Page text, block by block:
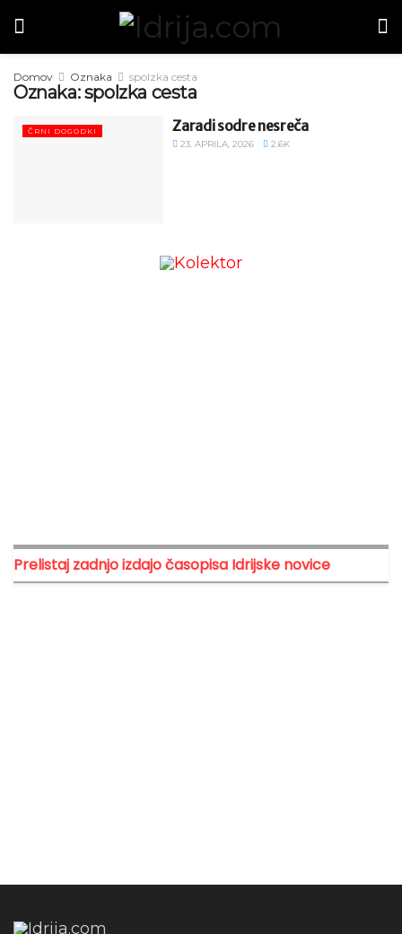
Domov Oznaka spolzka cesta
Oznaka:spolzka cesta
ČRNI DOGODKI Zaradi sodre nesreča
23. APRILA, 2026 2.6K
Prelistaj zadnjo izdajo časopisa Idrijske novice